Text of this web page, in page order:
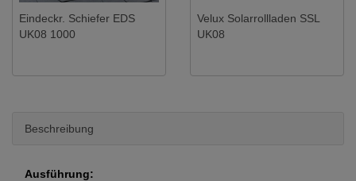
Eindeckr. Schiefer EDS
UK08 1000
Velux Solarrollladen SSL
UK08
Beschreibung
Ausführung: